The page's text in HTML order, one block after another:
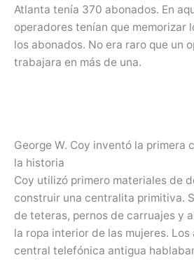
Atlanta tenía 370 abonados. En
operadores tenían que memorizar
los abonados. No era raro que un
trabajara en más de una.
George W. Coy inventó la primera
la historia
Coy utilizó primero materiales de
construir una centralita primitiva.
de teteras, pernos de carruajes y
la ropa interior de las mujeres. Los
central telefónica antigua